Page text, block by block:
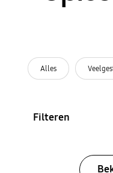
Alles
Filteren